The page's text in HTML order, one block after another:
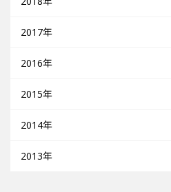
2017年
2016年
2015年
2014年
2013年